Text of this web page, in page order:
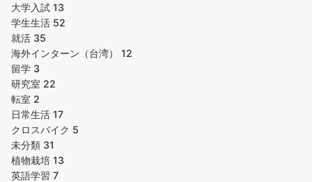
大学入試 13
学生生活 52
就活 35
海外インターン（台湾） 12
留学 3
研究室 22
転室 2
日常生活 17
クロスバイク 5
未分類 31
植物栽培 13
英語学習 7